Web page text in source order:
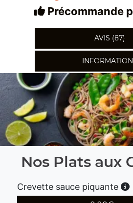
Précommande
AVIS (87)
Nos Plats aux
Crevette sauce piquante